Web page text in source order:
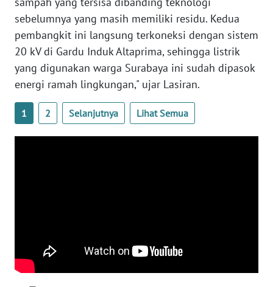
sebelumnya yang masih memiliki residu. Kedua
pembangkit ini langsung terkoneksi dengan sistem
20 kV di Gardu Induk Altaprima, sehingga listrik
yang digunakan warga Surabaya ini sudah dipasok
energi ramah lingkungan," ujar Lasiran.
1 2 Selanjutnya Lihat Semua
WN
SULTENG
WN
SULBAR
WN
BABEL
WN
BENGKULU